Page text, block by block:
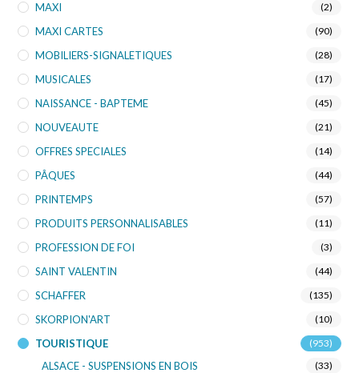
MAXI (2)
MAXI CARTES (90)
MOBILIERS-SIGNALETIQUES (28)
MUSICALES (17)
NAISSANCE - BAPTEME (45)
NOUVEAUTE (21)
OFFRES SPECIALES (14)
PÂQUES (44)
PRINTEMPS (57)
PRODUITS PERSONNALISABLES (11)
PROFESSION DE FOI (3)
SAINT VALENTIN (44)
SCHAFFER (135)
SKORPION'ART (10)
TOURISTIQUE (953)
ALSACE - SUSPENSIONS EN BOIS (33)